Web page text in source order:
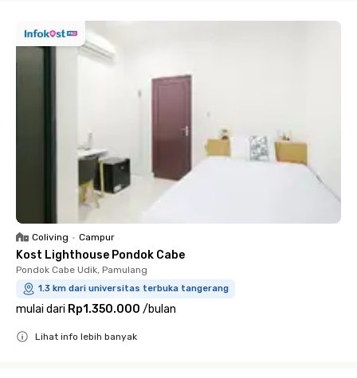
Coliving • Campur
Kost Lighthouse Pondok Cabe
Pondok Cabe Udik, Pamulang
1.3 km dari universitas terbuka tangerang
mulai dari Rp1.350.000 /bulan
Lihat info lebih banyak